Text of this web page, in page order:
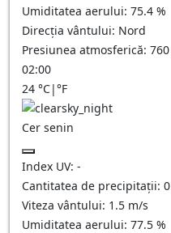
Umiditatea aerului: 75.4 %
Direcția vântului: Nord
Presiunea atmosferică: 760
02:00
24 °C|°F
Cer senin
Index UV: -
Cantitatea de precipitații: 0
Viteza vântului: 1.5 m/s
Umiditatea aerului: 77.5 %